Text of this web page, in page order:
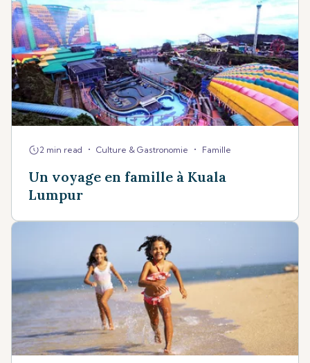
2 min read • Culture & Gastronomie • Famille
Un voyage en famille à Kuala
Lumpur